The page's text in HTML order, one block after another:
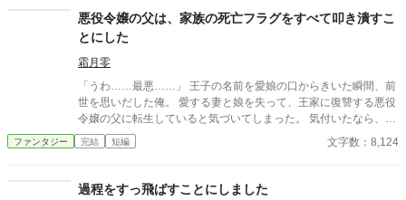
じんわり効く、一話完結の短編集。 ※S01「捨てられ令嬢」のア
ルファポリス最適化分割。 ※アルファ読者向け：関係性・感情の
機微・余韻を最優先。
悪役令嬢の父は、家族の死亡フラグをすべて叩き潰すこ
とにした
霜月零
「うわ……最悪……」 王子の名前を愛娘の口からきいた瞬間、前
世を思いだした俺。 愛する妻と娘を失って、王家に復讐する悪役
令嬢の父に転生していると気づいてしまった。 気付いたなら、妻
と娘の死亡フラグは破壊するよ。 まだ二人とも生きてるからね。
物語の通りになんて、させるか！ ※他サイトにも掲載中
ファンタジー 完結 短編 文字数：8,124
過程をすっ飛ばすことにしました